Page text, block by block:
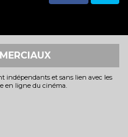
indépendants et sans lien avec les
en ligne du cinéma.